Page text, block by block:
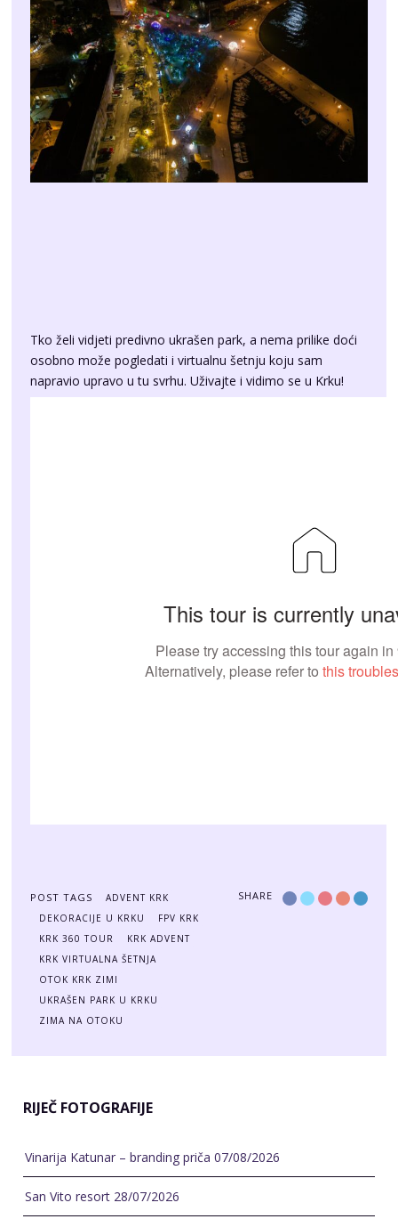
Tko želi vidjeti predivno ukrašen park, a nema prilike doći
osobno može pogledati i virtualnu šetnju koju sam
napravio upravo u tu svrhu. Uživajte i vidimo se u Krku!
SHARE
POST TAGS
ADVENT KRK
DEKORACIJE U KRKU
FPV KRK
KRK 360 TOUR
KRK ADVENT
KRK VIRTUALNA ŠETNJA
OTOK KRK ZIMI
UKRAŠEN PARK U KRKU
ZIMA NA OTOKU
RIJEČ FOTOGRAFIJE
Vinarija Katunar – branding priča 07/08/2026
San Vito resort 28/07/2026